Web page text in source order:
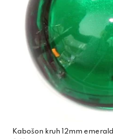
Kabošon kruh 12mm emerald